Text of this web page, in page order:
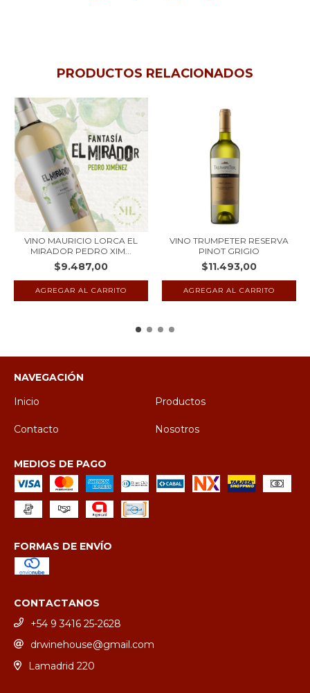
PRODUCTOS RELACIONADOS
VINO MAURICIO LORCA EL
MIRADOR PEDRO XIM...
$9.487,00
VINO TRUMPETER RESERVA
PINOT GRIGIO
$11.493,00
NAVEGACIÓN
Inicio
Productos
Contacto Nosotros
MEDIOS DE PAGO
FORMAS DE ENVÍO
CONTACTANOS
+54 9 3416 25-2628
drwinehouse@gmail.com
Lamadrid 220